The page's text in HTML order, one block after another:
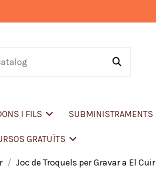
I FILS SUBMINISTRAMENTS
GRATUÏTS
Joc de Troquels per Gravar a El Cuir